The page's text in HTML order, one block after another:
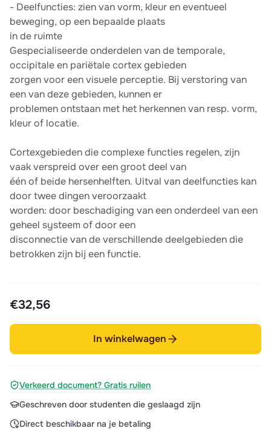
-​ Deelfuncties: zien van vorm, kleur en eventueel
beweging, op een bepaalde plaats
in de ruimte
Gespecialiseerde onderdelen van de temporale,
occipitale en pariëtale cortex gebieden
zorgen voor een visuele perceptie. Bij verstoring van
een van deze gebieden, kunnen er
problemen ontstaan met het herkennen van resp. vorm,
kleur of locatie.
Cortexgebieden die complexe functies regelen, zijn
vaak verspreid over een groot deel van
één of beide hersenhelften. Uitval van deelfuncties kan
door twee dingen veroorzaakt
worden: door beschadiging van een onderdeel van een
geheel systeem of door een
disconnectie van de verschillende deelgebieden die
betrokken zijn bij een functie.
€32,56
In winkelwagen
Verkeerd document? Gratis ruilen
Geschreven door studenten die geslaagd zijn
Direct beschikbaar na je betaling